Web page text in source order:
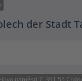
der Stadt
náměstí 7, 391 55